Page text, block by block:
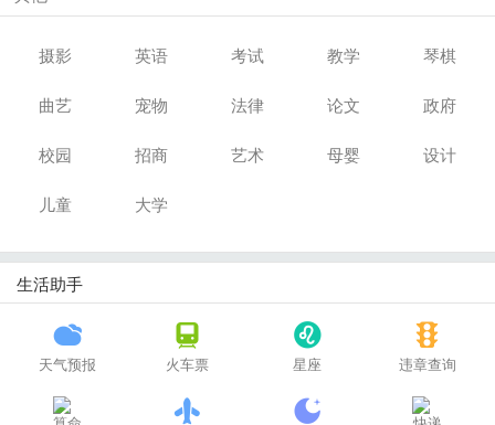
摄影 英语 考试 教学 琴棋
曲艺 宠物 法律 论文 政府
校园 招商 艺术 母婴 设计
儿童 大学
生活助手
天气预报 火车票 星座 违章查询